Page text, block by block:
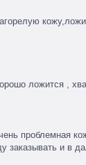
ложится ,
проблемная
заказывать и в